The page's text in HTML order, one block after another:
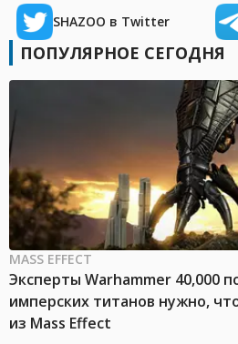
SHAZOO в Twitter
ПОПУЛЯРНОЕ СЕГОДНЯ
MASS EFFECT
Эксперты Warhammer 40,000
имперских титанов нужно,
из Mass Effect